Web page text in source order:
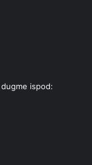
ispod: